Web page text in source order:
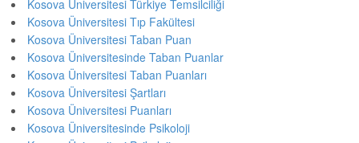
Kosova Üniversitesi Türkiye Temsilciliği
Kosova Üniversitesi Tıp Fakültesi
Kosova Üniversitesi Taban Puan
Kosova Üniversitesinde Taban Puanlar
Kosova Üniversitesi Taban Puanları
Kosova Üniversitesi Şartları
Kosova Üniversitesi Puanları
Kosova Üniversitesinde Psikoloji